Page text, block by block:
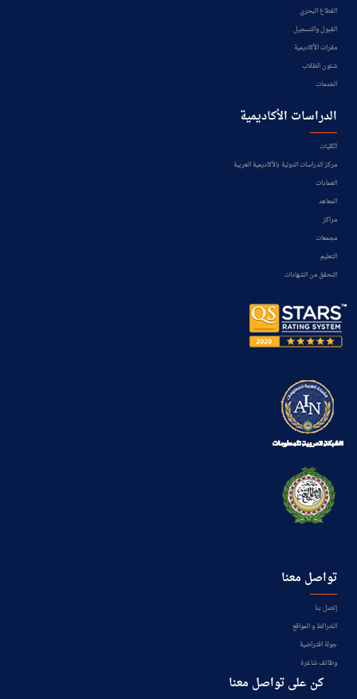
القطاع البحري
القبول والتسجيل
مقرات الأكاديمية
شئون الطلاب
الخدمات
الدراسات الأكاديمية
الكليات
مركز الدراسات الدولية بالأكاديمية العربية
العمادات
المعاهد
مراكز
مجمعات
التعليم
التحقق من الشهادات
تواصل معنا
إتصل بنا
الخرائط و المواقع
جولة افتراضية
وظائف شاغرة
كن على تواصل معنا